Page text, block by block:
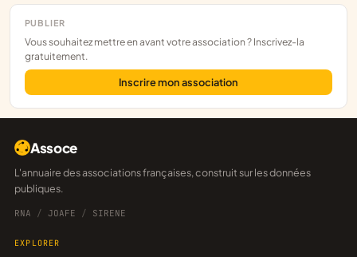
PUBLIER
Vous souhaitez mettre en avant votre association ? Inscrivez-la
gratuitement.
Inscrire mon association
Assoce
L'annuaire des associations françaises, construit sur les données
publiques.
RNA / JOAFE / SIRENE
EXPLORER